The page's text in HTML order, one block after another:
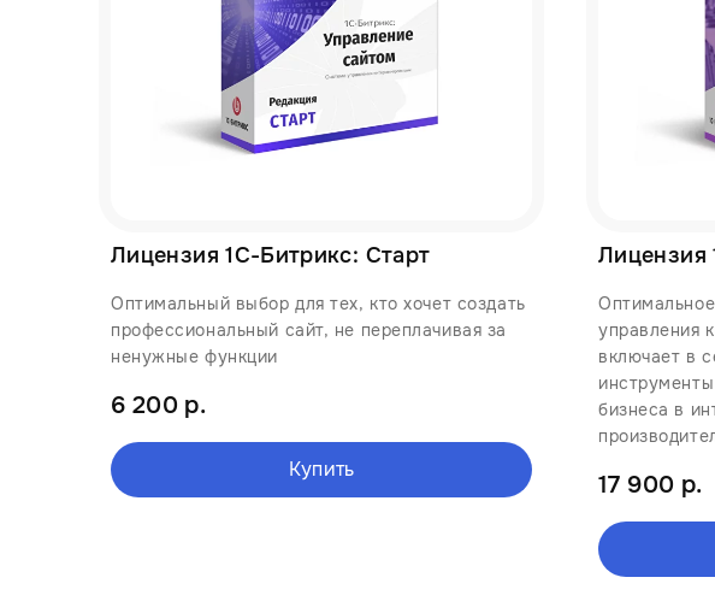
Лицензия 1С-Битрикс: Старт
Оптимальный выбор для тех, кто хочет создать
профессиональный сайт, не переплачивая за
ненужные функции
6 200 р.
Купить
Лицензия
управления
включает в
бизнеса в
17 900 р.